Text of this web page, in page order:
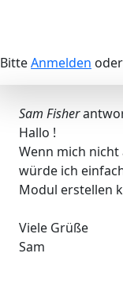
BitteAnmelden oder
Sam Fisher
Hallo !
Wenn mich nicht
würde ich
Modul erstellen
Viele Grüße
Sam